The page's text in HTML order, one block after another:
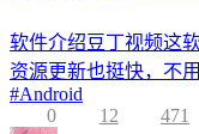
软件介绍豆丁视频这
资源更新也挺快，不
#Android
0
12 471